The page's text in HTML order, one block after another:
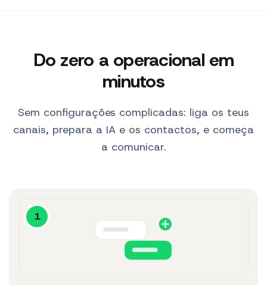
Perfeito, vou levar.
10:31
SendApp AI
Do zero a operacional em
minutos
Sem configurações complicadas: liga os teus
canais, prepara a IA e os contactos, e começa
a comunicar.
1